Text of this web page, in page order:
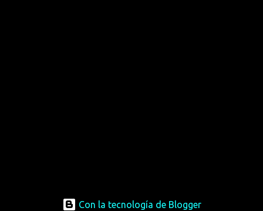
Con la tecnología de Blogger